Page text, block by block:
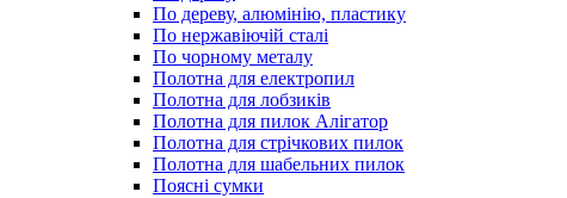
По дереву, алюмінію, пластику
По нержавіючій сталі
По чорному металу
Полотна для електропил
Полотна для лобзиків
Полотна для пилок Алігатор
Полотна для стрічкових пилок
Полотна для шабельних пилок
Поясні сумки